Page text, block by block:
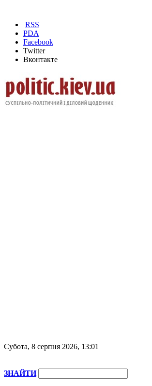
RSS
PDA
Facebook
Twitter
Вконтакте
Субота, 8 серпня 2026, 13:01
ЗНАЙТИ